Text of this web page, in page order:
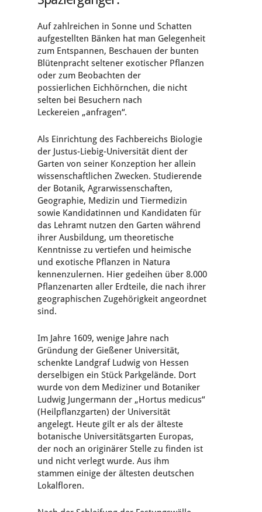
Auf zahlreichen in Sonne und Schatten
aufgestellten Bänken hat man Gelegenheit
zum Entspannen, Beschauen der bunten
Blütenpracht seltener exotischer Pflanzen
oder zum Beobachten der
possierlichen Eichhörnchen, die nicht
selten bei Besuchern nach
Leckereien „anfragen“.
Als Einrichtung des Fachbereichs Biologie
der Justus-Liebig-Universität dient der
Garten von seiner Konzeption her allein
wissenschaftlichen Zwecken. Studierende
der Botanik, Agrarwissenschaften,
Geographie, Medizin und Tiermedizin
sowie Kandidatinnen und Kandidaten für
das Lehramt nutzen den Garten während
ihrer Ausbildung, um theoretische
Kenntnisse zu vertiefen und heimische
und exotische Pflanzen in Natura
kennenzulernen. Hier gedeihen über 8.000
Pflanzenarten aller Erdteile, die nach ihrer
geographischen Zugehörigkeit angeordnet
sind.
Im Jahre 1609, wenige Jahre nach
Gründung der Gießener Universität,
schenkte Landgraf Ludwig von Hessen
derselbigen ein Stück Parkgelände. Dort
wurde von dem Mediziner und Botaniker
Ludwig Jungermann der „Hortus medicus“
(Heilpflanzgarten) der Universität
angelegt. Heute gilt er als der älteste
botanische Universitätsgarten Europas,
der noch an originärer Stelle zu finden ist
und nicht verlegt wurde. Aus ihm
stammen einige der ältesten deutschen
Lokalfloren.